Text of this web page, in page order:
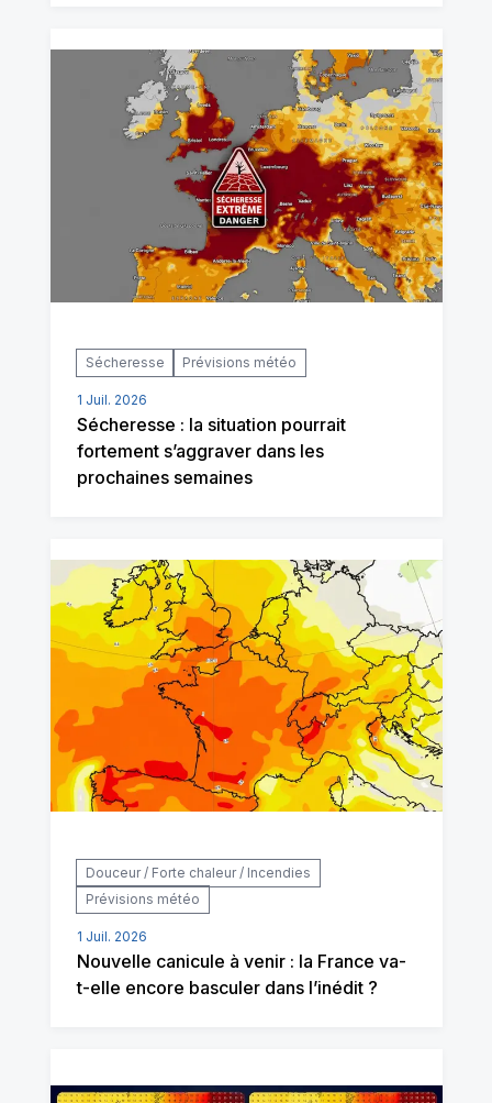
Sécheresse Prévisions météo
1 Juil. 2026
Sécheresse : la situation pourrait
fortement s’aggraver dans les
prochaines semaines
Douceur / Forte chaleur / Incendies
Prévisions météo
1 Juil. 2026
Nouvelle canicule à venir : la France va-
t-elle encore basculer dans l’inédit ?